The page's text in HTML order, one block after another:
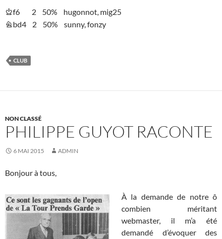
Kf6 2 50% hugonnot, mig25
Nbd4 2 50% sunny, fonzy
CLUB
NON CLASSÉ
PHILIPPE GUYOT RACONTE
6 MAI 2015 ADMIN
Bonjour à tous,
À la demande de notre ô
combien méritant
webmaster, il m’a été
demandé d’évoquer des